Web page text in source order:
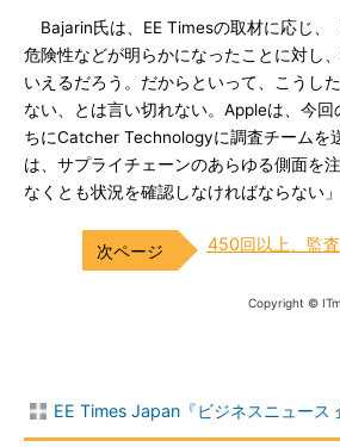
Bajarin氏は、EE Timesの取材に応じ、
危険性などが明らかになったことに対し
いえるだろう。だからといって、こうし
ない、とは言い切れない。Appleは、今
ちにCatcher Technologyに調査チームを
は、サプライチェーンのあらゆる側面を
なくとも状況を確認しなければならない
450回以上、監
Copyright ©
EE Times Japan『ビジネスニュース